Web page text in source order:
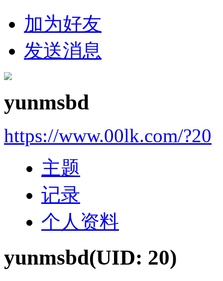
加为好友
发送消息
yunmsbd
https://www.00lk.com/?20
主题
记录
个人资料
yunmsbd(UID: 20)